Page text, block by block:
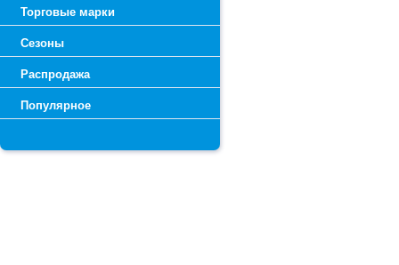
Торговые марки
Сезоны
Распродажа
Популярное